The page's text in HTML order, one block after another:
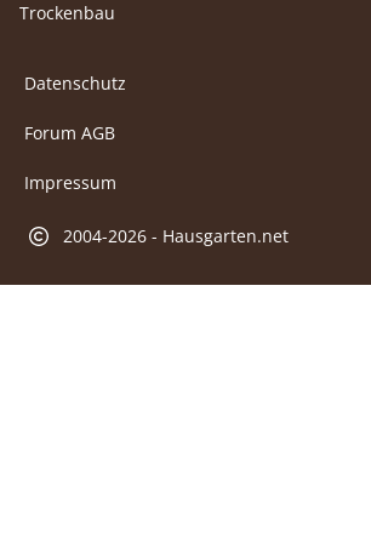
Trockenbau
Datenschutz
Forum AGB
Impressum
2004-2026 - Hausgarten.net